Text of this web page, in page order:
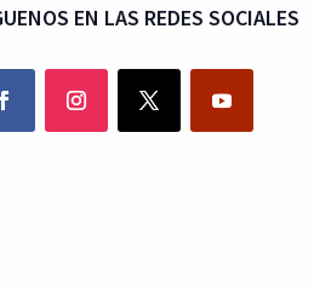
EN LAS REDES SOCIALES